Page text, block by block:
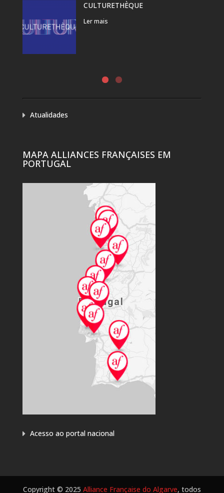
CULTURETHÈQUE
Ler mais
Atualidades
MAPA ALLIANCES FRANÇAISES EM
PORTUGAL
Acesso ao portal nacional
Copyright © 2025 Alliance Française do Algarve, todos